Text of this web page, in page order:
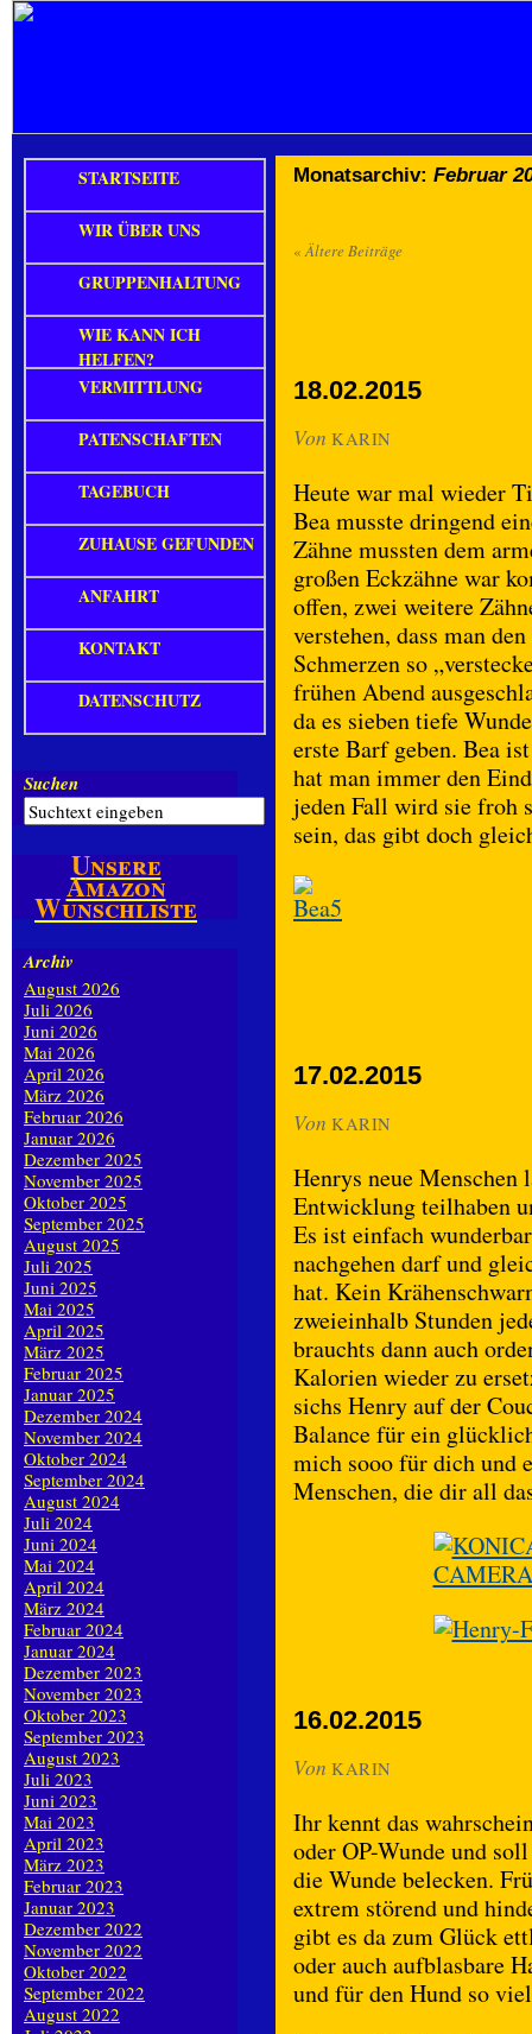
Monatsarchiv: Februar
«Ältere Beiträge
18.02.2015
Von KARIN
Heute war mal wieder
Bea musste dringend
Zähne mussten dem
großen Eckzähne war
offen, zwei weitere
verstehen, dass man
Schmerzen so
frühen Abend
da es sieben tiefe
erste Barf geben. Bea
hat man immer den
jeden Fall wird sie froh
sein, das gibt doch
17.02.2015
Von KARIN
Henrys neue Menschen
Entwicklung teilhaben
Es ist einfach
nachgehen darf und
hat. Kein
zweieinhalb Stunden
brauchts dann auch
Kalorien wieder zu
sichs Henry auf der
Balance für ein
mich sooo für dich und
Menschen, die dir all
16.02.2015
Von KARIN
Ihr kennt das
oder OP-Wunde und
die Wunde belecken.
extrem störend und
gibt es da zum Glück
oder auch aufblasbare
und für den Hund so
STARTSEITE
WIR ÜBER UNS
GRUPPENHALTUNG
WIE KANN ICH
HELFEN?
VERMITTLUNG
PATENSCHAFTEN
TAGEBUCH
ZUHAUSE GEFUNDEN
ANFAHRT
KONTAKT
DATENSCHUTZ
Suchen
Unsere
Amazon
Wunschliste
Archiv
August 2026
Juli 2026
Juni 2026
Mai 2026
April 2026
März 2026
Februar 2026
Januar 2026
Dezember 2025
November 2025
Oktober 2025
September 2025
August 2025
Juli 2025
Juni 2025
Mai 2025
April 2025
März 2025
Februar 2025
Januar 2025
Dezember 2024
November 2024
Oktober 2024
September 2024
August 2024
Juli 2024
Juni 2024
Mai 2024
April 2024
März 2024
Februar 2024
Januar 2024
Dezember 2023
November 2023
Oktober 2023
September 2023
August 2023
Juli 2023
Juni 2023
Mai 2023
April 2023
März 2023
Februar 2023
Januar 2023
Dezember 2022
November 2022
Oktober 2022
September 2022
August 2022